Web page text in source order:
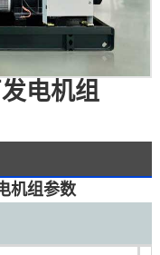
电机组
机组参数